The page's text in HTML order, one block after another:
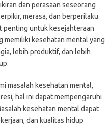
dan perasaan seseorang
merasa, dan berperilaku.
penting untuk kesejahteraan
memiliki kesehatan mental yang
lebih produktif, dan lebih
masalah kesehatan mental,
hal ini dapat mempengaruhi
kesehatan mental dapat
dan kualitas hidup